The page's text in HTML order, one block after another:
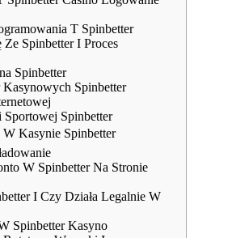
T Spinbetter
Ze Spinbetter I Proces
Spinbetter
Spinbetter
Sportowej Spinbetter
W Kasynie Spinbetter
W Spinbetter Na Stronie
I Czy Działa Legalnie W
Spinbetter Kasyno